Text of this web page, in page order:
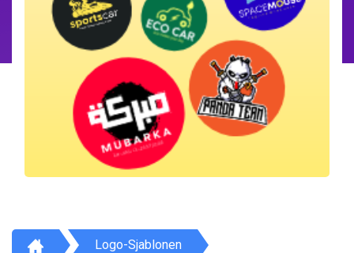
Logo-Sjablonen